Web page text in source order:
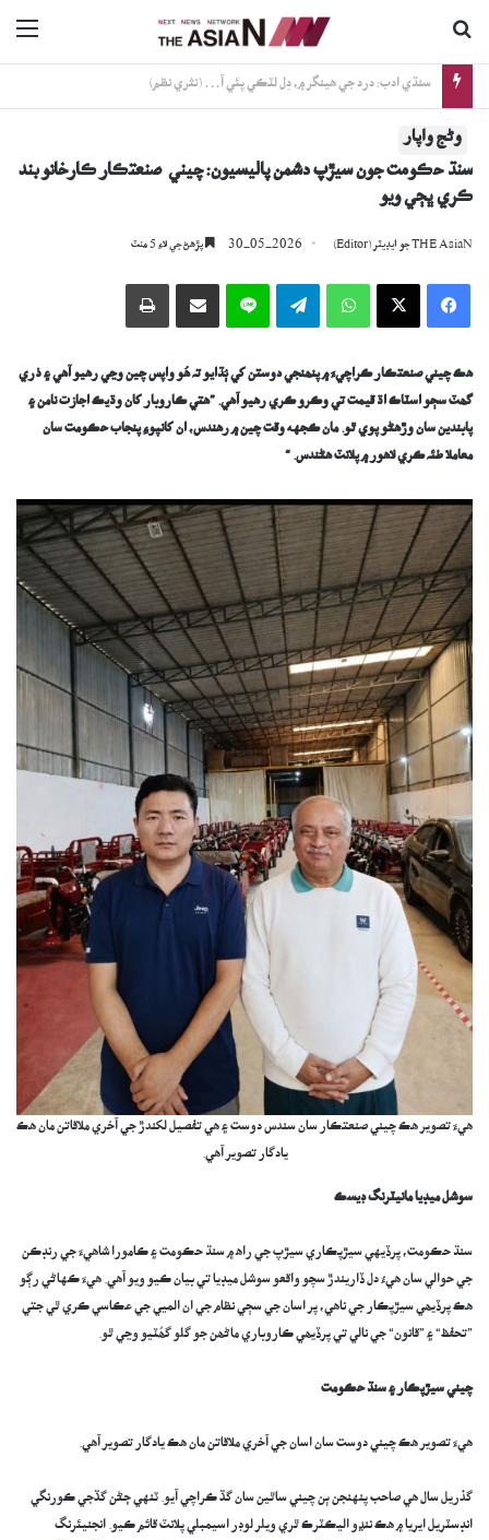
خوجا شيعا اثنا عشري برادري: ڪراچيءَ جي مٽيءَ جو قرض لاھيندڙ برادري
وڻج واپار
سنڌ حڪومت جون سيڙپ دشمن پاليسيون: چيني صنعتڪار ڪارخانو بند
ڪري ڀڄي ويو
THE AsiaN جو ايڊيٽر (Editor) 30-05-2026 پڙھڻ جي لاءِ 5 منٽ
Facebook
X
WhatsApp
Telegram
Line اي ميل وسيلي ونڊيو پرنٽ
ھڪ چيني صنعتڪار ڪراچيءَ ۾ پنھنجي دوستن کي ٻُڌايو تہ ھُوواپس چين وڃي رهيو آهي۽ذري
گھٽ سڄو اسٽاڪ اڌ قيمت تي وڪرو ڪري رهيو آهي.
”هتي ڪاروبار کان وڌيڪ اجازت نامن ۽
پابندين سان وڙهڻو پوي ٿو.مان ڪجهه وقت چين ۾ رهندس، ان کانپوءِ پنجاب حڪومت سان
معاملا طئہ ڪري لاهور ۾ پلانٽ ھڻندس. “
هيءَ تصوير هڪ چيني صنعتڪار سان سندس دوست ۽ ھي تفصيل لکندڙ جي آخري ملاقاتن مان هڪ
يادگار تصوير آهي.
سوشل ميڊيا مانيٽرنگ ڊيسڪ
سنڌ حڪومت، پرڏيهي سيڙپڪاري سيڙپ جي راھ ۾ سنڌ حڪومت ۽ ڪامورا شاهيءَ جي رنڊڪن
جي حوالي سان هيءُ دل ڏاريندڙ سچو واقعو سوشل ميڊيا تي بيان ڪيو ويو آهي. هيءَ ڪهاڻي رڳو
هڪ پرڏيھي سيڙپڪار جي ناهي، پر اسان جي سڄي نظام جي ان الميي جي عڪاسي ڪري ٿي جتي
”تحفظ“ ۽ ”قانون“ جي نالي تي پرڏيھي ڪاروباري ماڻھن جو گلو گھُٽيو وڃي ٿو.
چيني سيڙپڪار ۽ سنڌ حڪومت
هيءَ تصوير هڪ چيني دوست سان اسان جي آخري ملاقاتن مان هڪ يادگار تصوير آهي.
گذريل سال هي صاحب پنهنجن ٻن چيني ساٿين سان گڏ ڪراچي آيو. ٽنهي ڄڻن گڏجي ڪورنگي
انڊسٽريل ايريا ۾ هڪ ننڍو اليڪٽرڪ ٿري ويلر لوڊر اسيمبلي پلانٽ قائم ڪيو. انجنيئرنگ